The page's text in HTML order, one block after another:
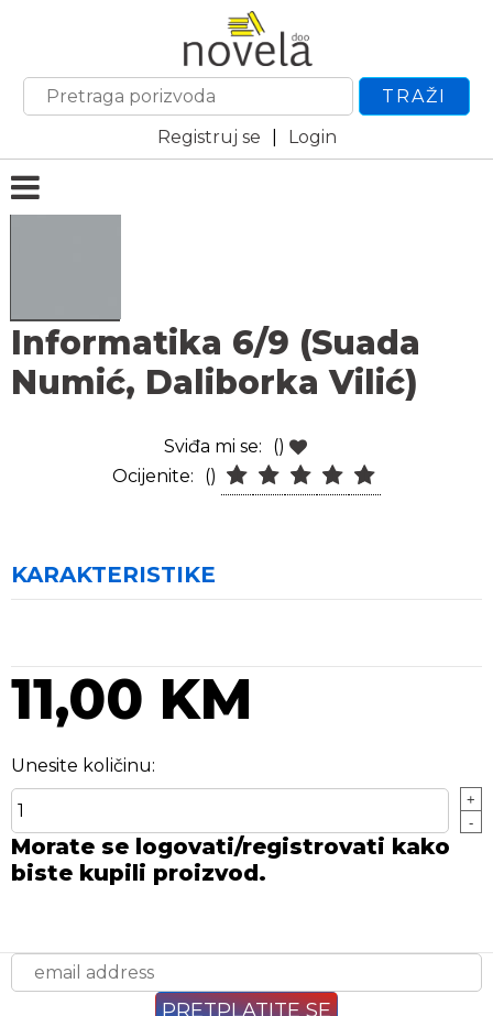
TRAŽI
Registruj se
Login
Informatika 6/9 (Suada
Numić, Daliborka Vilić)
Sviđa mi se:
()
Ocijenite:
()
KARAKTERISTIKE
11,00 KM
Unesite količinu:
+
-
Morate se logovati/registrovati kako
biste kupili proizvod.